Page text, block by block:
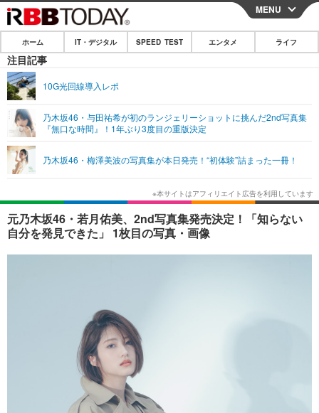
CLOSE
ホーム
IT・デジタル
ネタ ガジェット・ツール
ショッピング その他
SPEED TEST
エンタメ
エンタメTOP 映画・ドラマ
韓国・芸能
音楽 スポーツ
ライフ
ライフTOP グルメ
ペット ショッピング
その他
リリース一覧
プッシュ通知の停止方法
MENU
ホーム IT・デジタル SPEED TEST エンタメ ライフ
注目記事
10G光回線導入レポ
乃木坂46・与田祐希が初のランジェリーショットに挑んだ2nd写真集
『無口な時間』！1年ぶり3度目の重版決定
乃木坂46・梅澤美波の写真集が本日発売！“初体験”詰まった一冊！
元乃木坂46・若月佑美、2nd写真集発売決定！「知らない
自分を発見できた」 1枚目の写真・画像